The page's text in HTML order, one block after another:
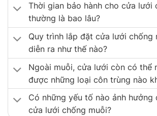
Thời gian bảo hành cho cửa lưới
thường là bao lâu?
Quy trình lắp đặt cửa lưới chống
diễn ra như thế nào?
Ngoài muỗi, cửa lưới còn có thể
được những loại côn trùng nào
Có những yếu tố nào ảnh hưởng
cửa lưới chống muỗi?